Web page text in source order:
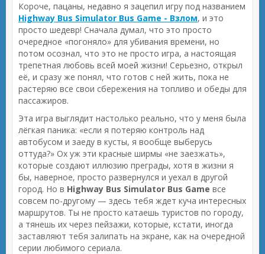
Короче, пацаны, недавно я зацепил игру под названием
Highway Bus Simulator Bus Game - Взлом, и это
просто шедевр! Сначала думал, что это просто
очередное «погоняло» для убивания времени, но
потом осознал, что это не просто игра, а настоящая
трепетная любовь всей моей жизни! Серьезно, открыл
её, и сразу же понял, что готов с ней жить, пока не
растеряю все свои сбережения на топливо и обеды для
пассажиров.
Эта игра выглядит настолько реально, что у меня была
лёгкая паника: «если я потеряю контроль над
автобусом и заеду в кусты, я вообще выберусь
оттуда?» Ох уж эти красные ширмы «не заезжать»,
которые создают иллюзию преграды, хотя в жизни я
бы, наверное, просто развернулся и уехал в другой
город. Но в Highway Bus Simulator Bus Game все
совсем по-другому — здесь тебя ждет куча интересных
маршрутов. Ты не просто катаешь туристов по городу,
а тянешь их через пейзажи, которые, кстати, иногда
заставляют тебя залипать на экране, как на очередной
серии любимого сериала.